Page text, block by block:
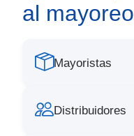
al mayoreo
Mayoristas
Distribuidores